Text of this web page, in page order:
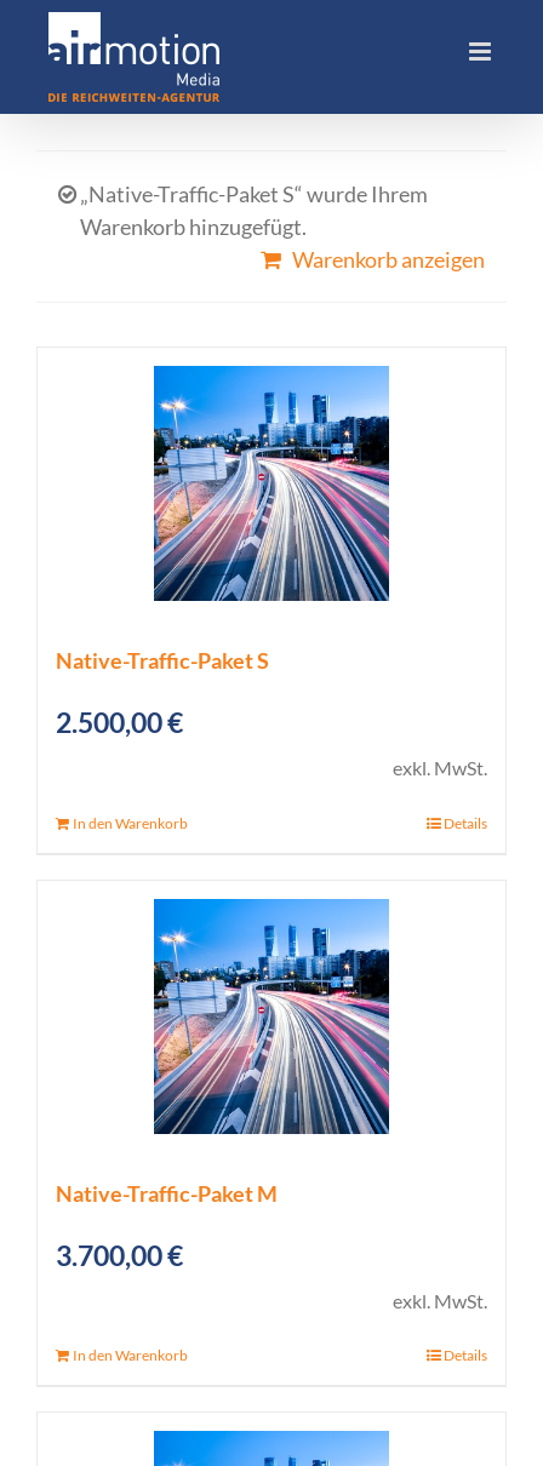
„Native-Traffic-Paket S“ wurde Ihrem
Warenkorb hinzugefügt.
Warenkorb anzeigen
Native-Traffic-Paket S
2.500,00€
exkl. MwSt.
In den Warenkorb Details
Native-Traffic-Paket M
3.700,00€
exkl. MwSt.
In den Warenkorb Details